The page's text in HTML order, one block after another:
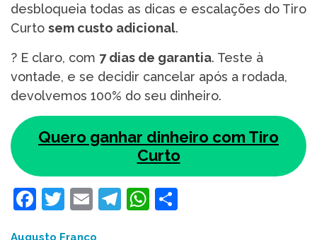
desbloqueia todas as dicas e escalações do Tiro
Curto sem custo adicional.
?️ E claro, com 7 dias de garantia. Teste à
vontade, e se decidir cancelar após a rodada,
devolvemos 100% do seu dinheiro.
Quero ganhar dinheiro com Tiro
Curto
Facebook
Twitter
EmailTelegram
WhatsApp
Augusto Franco